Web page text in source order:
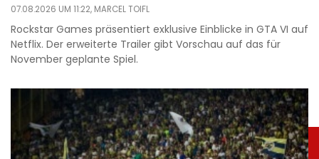
07.08.2026 UM 11:22, MARCEL TOIFL
Rockstar Games präsentiert exklusive Einblicke in GTA VI auf
Netflix. Der erweiterte Trailer gibt Vorschau auf das für
November geplante Spiel.